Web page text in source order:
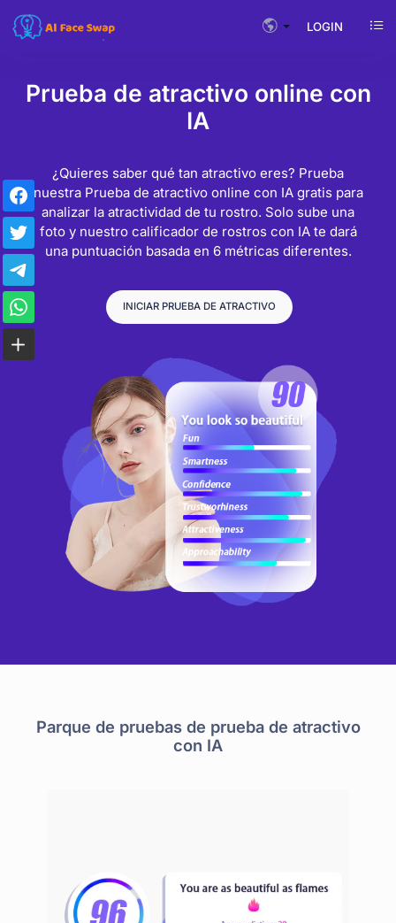
LOGIN
Prueba de atractivo online con
IA
¿Quieres saber qué tan atractivo eres? Prueba
nuestra Prueba de atractivo online con IA gratis para
analizar la atractividad de tu rostro. Solo sube una
foto y nuestro calificador de rostros con IA te dará
una puntuación basada en 6 métricas diferentes.
INICIAR PRUEBA DE ATRACTIVO
Parque de pruebas de prueba de atractivo
con IA